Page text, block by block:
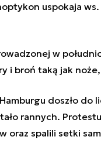
uspokaja
w
i broń taką jak
doszło
rannych.
oraz spalili setki